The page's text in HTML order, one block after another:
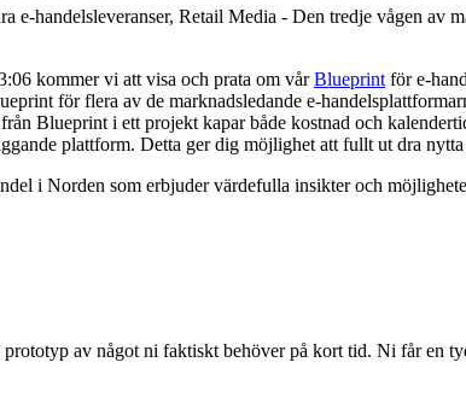
e-handelsleveranser, Retail Media - Den tredje vågen
kommer vi att visa och prata om vårBlueprint för e-
för flera av de marknadsledande e-
Blueprint i ett projekt kapar både kostnad och
plattform. Detta ger dig möjlighet att fullt ut dra
i Norden som erbjuder värdefulla insikter och
av något ni faktiskt behöver på kort tid. Ni får en